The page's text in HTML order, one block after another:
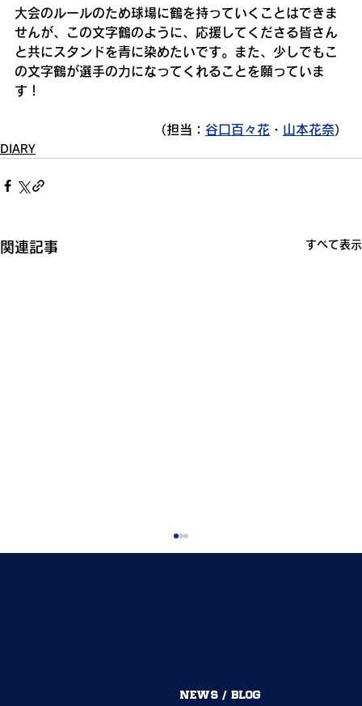
大会のルールのため球場に鶴を持っていくことはできま
せんが、この文字鶴のように、応援してくださる皆さん
と共にスタンドを青に染めたいです。また、少しでもこ
の文字鶴が選手の力になってくれることを願っていま
す！
（担当： 谷口百々花 ・ 山本花奈）
DIARY
関連記事 すべて表示
NEWS / BLOG